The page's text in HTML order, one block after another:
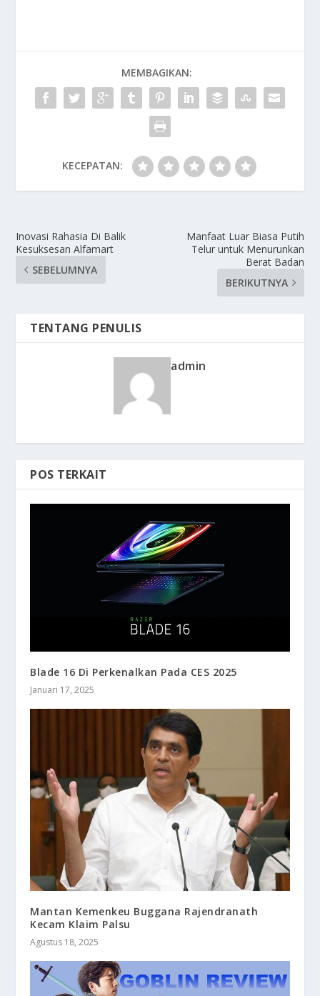
MEMBAGIKAN:
KECEPATAN:
Inovasi Rahasia Di Balik
Kesuksesan Alfamart
SEBELUMNYA
Manfaat Luar Biasa Putih
Telur untuk Menurunkan
Berat Badan
BERIKUTNYA
TENTANG PENULIS
admin
POS TERKAIT
Blade 16 Di Perkenalkan Pada CES 2025
Januari 17, 2025
Mantan Kemenkeu Buggana Rajendranath
Kecam Klaim Palsu
Agustus 18, 2025